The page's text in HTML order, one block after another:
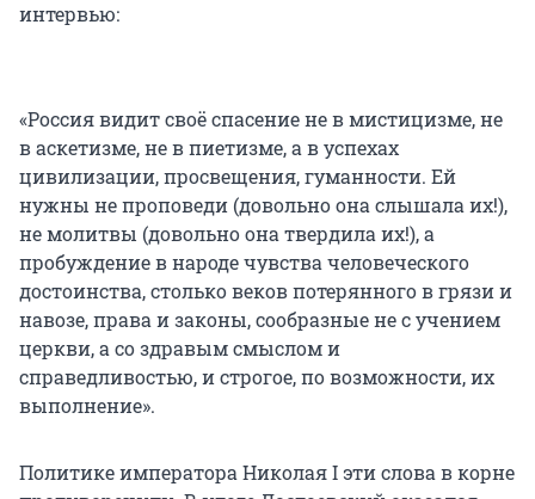
интервью:
«Россия видит своё спасение не в мистицизме, не
в аскетизме, не в пиетизме, а в успехах
цивилизации, просвещения, гуманности. Ей
нужны не проповеди (довольно она слышала их!),
не молитвы (довольно она твердила их!), а
пробуждение в народе чувства человеческого
достоинства, столько веков потерянного в грязи и
навозе, права и законы, сообразные не с учением
церкви, а со здравым смыслом и
справедливостью, и строгое, по возможности, их
выполнение».
Политике императора Николая I эти слова в корне